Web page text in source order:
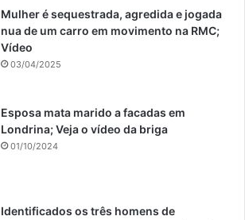
Mulher é sequestrada, agredida e jogada
nua de um carro em movimento na RMC;
Vídeo
03/04/2025
Esposa mata marido a facadas em
Londrina; Veja o vídeo da briga
01/10/2024
Identificados os três homens de